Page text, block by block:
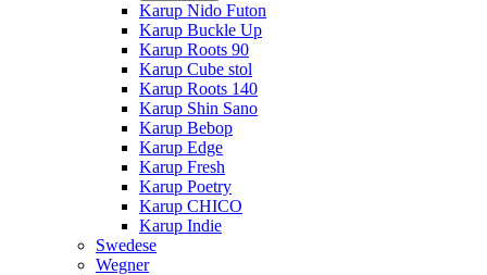
Karup Nido Futon
Karup Buckle Up
Karup Roots 90
Karup Cube stol
Karup Roots 140
Karup Shin Sano
Karup Bebop
Karup Edge
Karup Fresh
Karup Poetry
Karup CHICO
Karup Indie
Swedese
Wegner